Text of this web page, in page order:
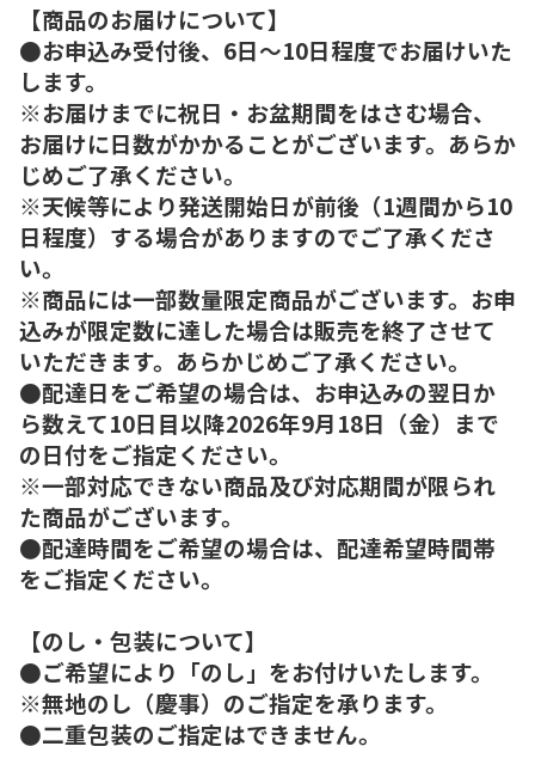
【商品のお届けについて】
●お申込み受付後、6日～10日程度でお届けいた
します。
※お届けまでに祝日・お盆期間をはさむ場合、
お届けに日数がかかることがございます。あらか
じめご了承ください。
※天候等により発送開始日が前後（1週間から10
日程度）する場合がありますのでご了承くださ
い。
※商品には一部数量限定商品がございます。お申
込みが限定数に達した場合は販売を終了させて
いただきます。あらかじめご了承ください。
●配達日をご希望の場合は、お申込みの翌日か
ら数えて10日目以降2026年9月18日（金）まで
の日付をご指定ください。
※一部対応できない商品及び対応期間が限られ
た商品がございます。
●配達時間をご希望の場合は、配達希望時間帯
をご指定ください。
【のし・包装について】
●ご希望により「のし」をお付けいたします。
※無地のし（慶事）のご指定を承ります。
●二重包装のご指定はできません。